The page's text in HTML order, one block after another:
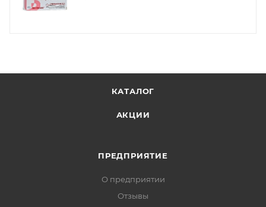
КАТАЛОГ
АКЦИИ
ПРЕДПРИЯТИЕ
О предприятии
Отзывы